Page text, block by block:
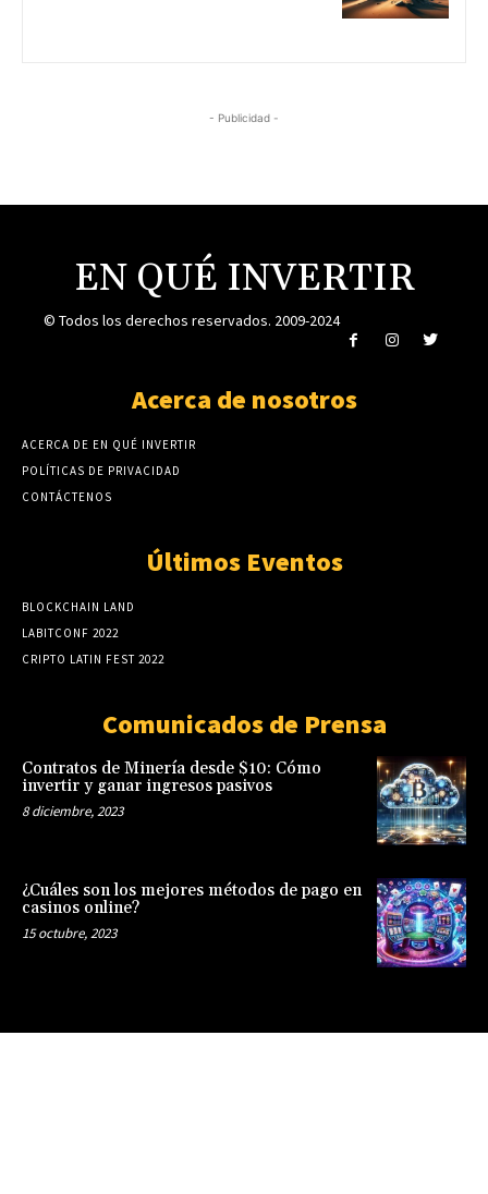
- Publicidad -
EN QUÉ INVERTIR
© Todos los derechos reservados. 2009-2024
Acerca de nosotros
ACERCA DE EN QUÉ INVERTIR
POLÍTICAS DE PRIVACIDAD
CONTÁCTENOS
Últimos Eventos
BLOCKCHAIN LAND
LABITCONF 2022
CRIPTO LATIN FEST 2022
Comunicados de Prensa
Contratos de Minería desde $10: Cómo
invertir y ganar ingresos pasivos
8 diciembre, 2023
¿Cuáles son los mejores métodos de pago en
casinos online?
15 octubre, 2023